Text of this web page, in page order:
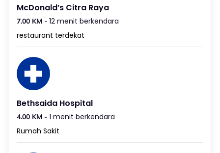
McDonald’s Citra Raya
7.00 KM - 12 menit berkendara
restaurant terdekat
Bethsaida Hospital
4.00 KM - 1 menit berkendara
Rumah Sakit